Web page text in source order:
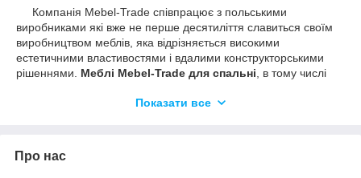
Компанія Mebel-Trade співпрацює з польськими
виробниками які вже не перше десятиліття славиться своїм
виробництвом меблів, яка відрізняється високими
естетичними властивостями і вдалими конструкторськими
рішеннями. Меблі Mebel-Trade для спальні , в тому числі
будинку. У спальні ми повинні розслаблятися, занурюючись в
Показати все
Про нас